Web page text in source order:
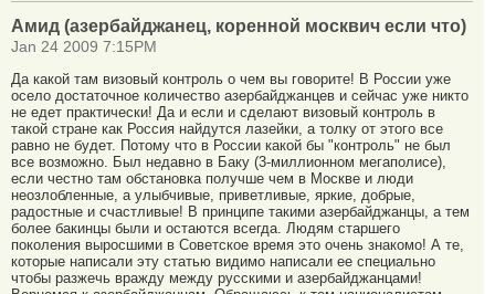
Амид (азербайджанец, коренной москвич если что)
Jan 24 2009 7:15PM
Да какой там визовый контроль о чем вы говорите! В России уже
осело достаточное количество азербайджанцев и сейчас уже никто
не едет практически! Да и если и сделают визовый контроль в
такой стране как Россия найдутся лазейки, а толку от этого все
равно не будет. Потому что в России какой бы "контроль" не был
все возможно. Был недавно в Баку (3-миллионном мегаполисе),
если честно там обстановка получше чем в Москве и люди
неозлобленные, а улыбчивые, приветливые, яркие, добрые,
радостные и счастливые! В принципе такими азербайджанцы, а тем
более бакинцы были и остаются всегда. Людям старшего
поколения выросшими в Советское время это очень знакомо! А те,
которые написали эту статью видимо написали ее специально
чтобы разжечь вражду между русскими и азербайджанцами!